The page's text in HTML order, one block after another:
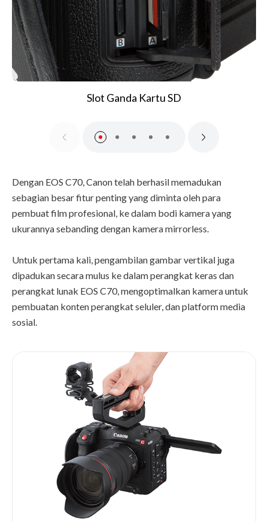
Slot Ganda Kartu SD
Dengan EOS C70, Canon telah berhasil memadukan
sebagian besar fitur penting yang diminta oleh para
pembuat film profesional, ke dalam bodi kamera yang
ukurannya sebanding dengan kamera mirrorless.
Untuk pertama kali, pengambilan gambar vertikal juga
dipadukan secara mulus ke dalam perangkat keras dan
perangkat lunak EOS C70, mengoptimalkan kamera untuk
pembuatan konten perangkat seluler, dan platform media
sosial.